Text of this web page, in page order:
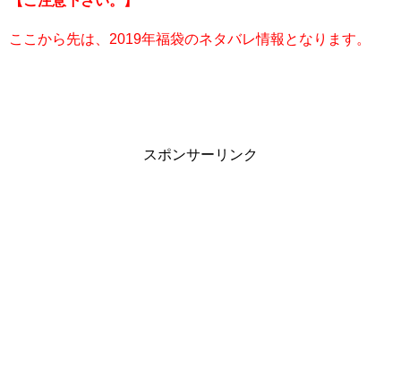
ここから先は、2019年福袋のネタバレ情報となります。
スポンサーリンク